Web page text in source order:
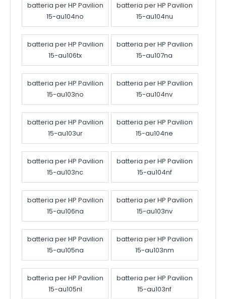
batteria per HP Pavilion
15-au104no
batteria per HP Pavilion
15-au104nu
batteria per HP Pavilion
15-au106tx
batteria per HP Pavilion
15-au107na
batteria per HP Pavilion
15-au103no
batteria per HP Pavilion
15-au104nv
batteria per HP Pavilion
15-au103ur
batteria per HP Pavilion
15-au104ne
batteria per HP Pavilion
15-au103nc
batteria per HP Pavilion
15-au104nf
batteria per HP Pavilion
15-au106na
batteria per HP Pavilion
15-au103nv
batteria per HP Pavilion
15-au105na
batteria per HP Pavilion
15-au103nm
batteria per HP Pavilion
15-au105nl
batteria per HP Pavilion
15-au103nf